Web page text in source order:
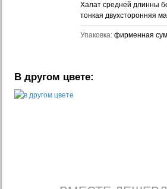
Халат средней длинны
тонкая двухсторонняя
Упаковка: фирменная
В другом цвете: